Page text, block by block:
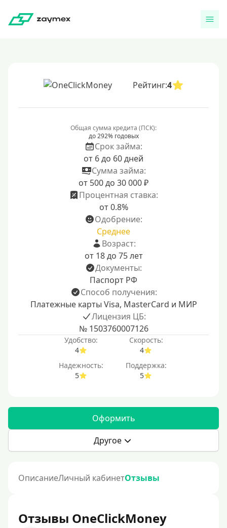
Рейтинг:4
Общая сумма кредита (ПСК):
до 292% годовых
Срок займа:
от 6 до 60 дней
Сумма займа:
от 500 до 30 000 ₽
Процентная ставка:
от 0.8%
Одобрение:
Среднее
Возраст:
от 18 до 75 лет
Документы:
Паспорт РФ
Способ получения:
Платежные карты Visa, MasterCard и МИР
Лицензия ЦБ:
№ 1503760007126
Удобство:
4
Скорость:
4
Надежность:
5
Поддержка:
5
Оформить
Другое
ОписаниеЛичный кабинетОтзывы
Отзывы OneClickMoney